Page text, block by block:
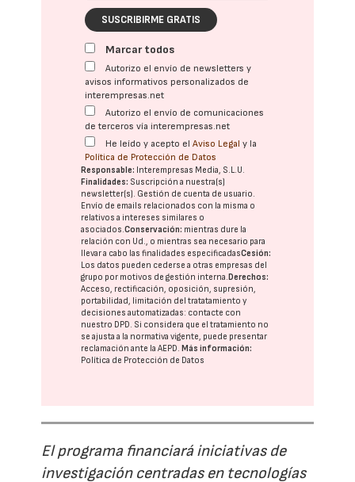
SUSCRIBIRME GRATIS
Marcar todos
Autorizo el envío de newsletters y
avisos informativos personalizados de
interempresas.net
Autorizo el envío de comunicaciones
de terceros vía interempresas.net
He leído y acepto elAviso Legal y la
Política de Protección de Datos
Responsable: Interempresas Media, S.L.U.
Finalidades: Suscripción a nuestra(s)
newsletter(s). Gestión de cuenta de usuario.
Envío de emails relacionados con la misma o
relativos a intereses similares o
asociados.Conservación: mientras dure la
relación con Ud., o mientras sea necesario para
llevar a cabo las finalidades especificadasCesión:
Los datos pueden cederse a otras empresas del
grupo por motivos de gestión interna.Derechos:
Acceso, rectificación, oposición, supresión,
portabilidad, limitación del tratatamiento y
decisiones automatizadas: contacte con
nuestro DPD. Si considera que el tratamiento no
se ajusta a la normativa vigente, puede presentar
reclamación ante laAEPD.Más información:
Política de Protección de Datos
El programa financiará iniciativas de
investigación centradas en tecnologías